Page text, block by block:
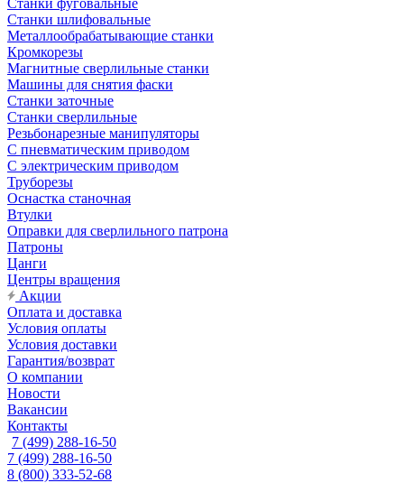
Станки фуговальные
Станки шлифовальные
Металлообрабатывающие станки
Кромкорезы
Магнитные сверлильные станки
Машины для снятия фаски
Станки заточные
Станки сверлильные
Резьбонарезные манипуляторы
С пневматическим приводом
С электрическим приводом
Труборезы
Оснастка станочная
Втулки
Оправки для сверлильного патрона
Патроны
Цанги
Центры вращения
Акции
Оплата и доставка
Условия оплаты
Условия доставки
Гарантия/возврат
О компании
Новости
Вакансии
Контакты
7 (499) 288-16-50
7 (499) 288-16-50
8 (800) 333-52-68